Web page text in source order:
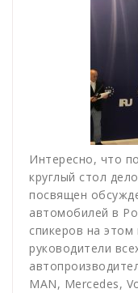
Интересно, что
круглый стол
посвящен
автомобилей в
спикеров на этом
руководители
MAN, Mercedes,